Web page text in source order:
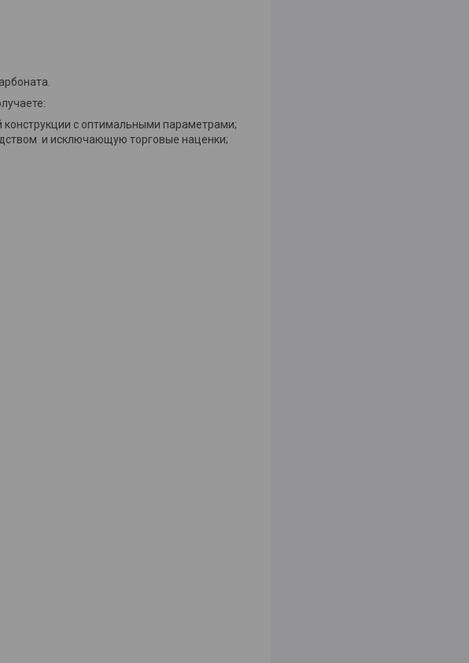
с оптимальными параметрами;
и исключающую торговые наценки;